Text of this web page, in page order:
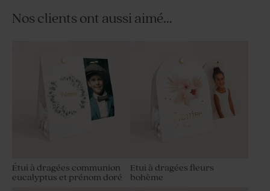
Nos clients ont aussi aimé...
Étui à dragées communion
eucalyptus et prénom doré
Etui à dragées fleurs
bohème